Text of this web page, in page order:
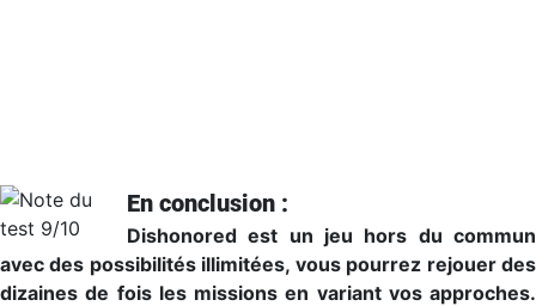
En conclusion :
Dishonored est un jeu hors du commun
avec des possibilités illimitées, vous pourrez rejouer des
dizaines de fois les missions en variant vos approches.